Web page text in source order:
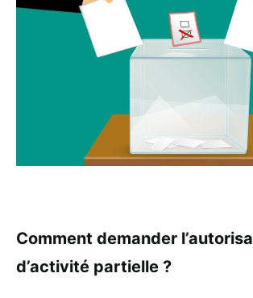
Comment demander
d’activité partielle ?